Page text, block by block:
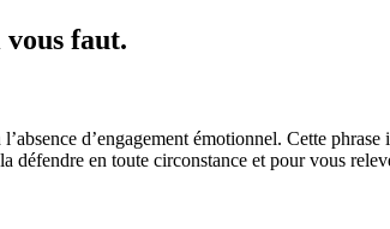
faut.
d’engagement émotionnel. Cette
en toute circonstance et pour vous